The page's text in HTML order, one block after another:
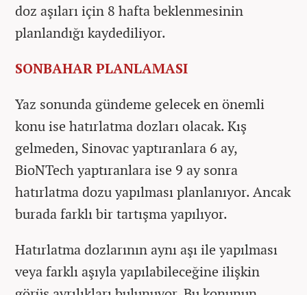
doz aşıları için 8 hafta beklenmesinin
planlandığı kaydediliyor.
SONBAHAR PLANLAMASI
Yaz sonunda gündeme gelecek en önemli
konu ise hatırlatma dozları olacak. Kış
gelmeden, Sinovac yaptıranlara 6 ay,
BioNTech yaptıranlara ise 9 ay sonra
hatırlatma dozu yapılması planlanıyor. Ancak
burada farklı bir tartışma yapılıyor.
Hatırlatma dozlarının aynı aşı ile yapılması
veya farklı aşıyla yapılabileceğine ilişkin